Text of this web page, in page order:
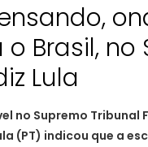
Brasil, no
Lula
no Supremo Tribunal
(PT) indicou que a